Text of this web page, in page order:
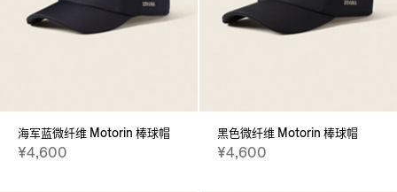
海军蓝微纤维 Motorin 棒球帽
¥4,600
黑色微纤维 Motorin 棒球帽
¥4,600